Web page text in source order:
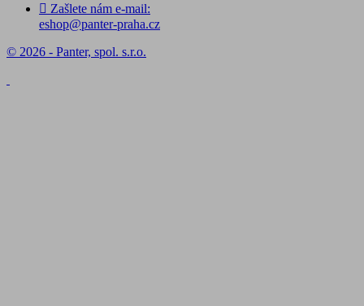
 Zašlete nám e-mail:
eshop@panter-praha.cz
© 2026 - Panter, spol. s.r.o.